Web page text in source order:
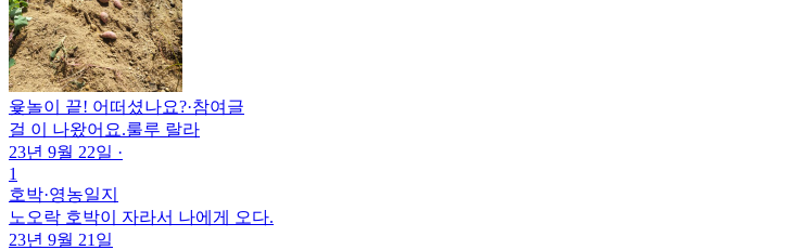
윷놀이 끝! 어떠셨나요?·참여글
걸 이 나왔어요.룰루 랄라
23년 9월 22일 ·
1
호박·영농일지
노오락 호박이 자라서 나에게 오다.
23년 9월 21일